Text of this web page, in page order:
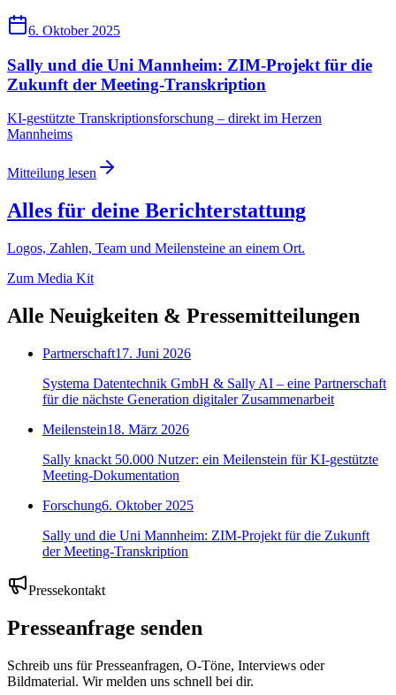
6. Oktober 2025
Sally und die Uni Mannheim: ZIM-Projekt für die
Zukunft der Meeting-Transkription
KI-gestützte Transkriptionsforschung – direkt im Herzen
Mannheims
Mitteilung lesen
Alles für deine Berichterstattung
Logos, Zahlen, Team und Meilensteine an einem Ort.
Zum Media Kit
Alle Neuigkeiten & Pressemitteilungen
Partnerschaft17. Juni 2026
Systema Datentechnik GmbH & Sally AI – eine Partnerschaft
für die nächste Generation digitaler Zusammenarbeit
Meilenstein18. März 2026
Sally knackt 50.000 Nutzer: ein Meilenstein für KI-gestützte
Meeting-Dokumentation
Forschung6. Oktober 2025
Sally und die Uni Mannheim: ZIM-Projekt für die Zukunft
der Meeting-Transkription
Pressekontakt
Presseanfrage senden
Schreib uns für Presseanfragen, O-Töne, Interviews oder
Bildmaterial. Wir melden uns schnell bei dir.